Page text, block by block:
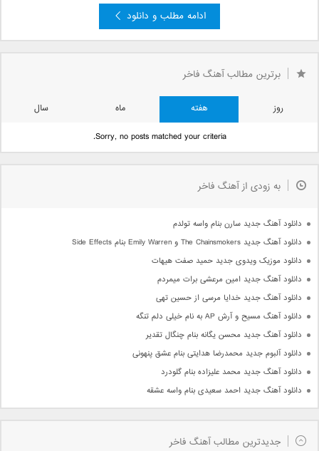
ادامه مطلب و دانلود
برترین مطالب آهنگ فاخر
روز هفته ماه
سال
Sorry, no posts matched your criteria.
به زودی از آهنگ فاخر
دانلود آهنگ جدید سارن بنام واسه تولدم
دانلود آهنگ جدید The Chainsmokers و Emily Warren بنام Side Effects
دانلود موزیک ویدوی جدید حمید صفت هیهات
دانلود آهنگ جدید امین مرعشی برات میمردم
دانلود آهنگ جدید خدایا مرسی از حسین تهی
دانلود آهنگ مسیح و آرش AP به نام خیلی دلم تنگه
دانلود آهنگ جدید محسن یگانه بنام چنگال تقدیر
دانلود آلبوم جدید محمدرضا هدایتی بنام عشق پنهونی
دانلود آهنگ جدید محمد علیزاده بنام گلودرد
دانلود آهنگ جدید احمد سعیدی بنام واسه عشقه
جدیدترین مطالب آهنگ فاخر